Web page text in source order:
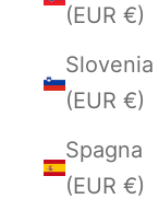
(EUR €)
Slovenia
(EUR €)
Spagna
(EUR €)